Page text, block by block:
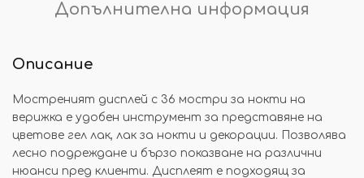
Допълнителна информация
Описание
Мостреният дисплей с 36 мостри за нокти на
верижка е удобен инструмент за представяне на
цветове гел лак, лак за нокти и декорации. Позволява
лесно подреждане и бързо показване на различни
нюанси пред клиенти. Дисплеят е подходящ за